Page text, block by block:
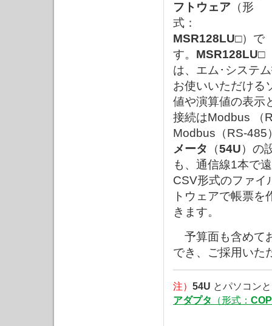
フトウェア （形
式：
MSR128LU□）で
す。 MSR128LU□
は、エム･システ
お使いいただける
値や演算値の表示
接続はModbus （
Modbus（RS-485
メータ （54U）の
も、通信線1本で
CSV形式のファイ
トウェアで帳票
きます。
予算面も含めて
でき、ご採用いた
注） 54U とパソコン
アダプタ
（形式：